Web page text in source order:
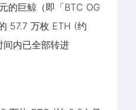
的巨鲸（即「BTC OG
57.7 万枚 ETH (约
内已全部转进